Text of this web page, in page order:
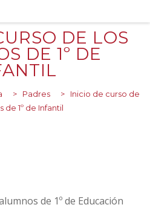
DE LOS
DE 1º DE
> Padres >
Inicio de curso de
de 1º de Infantil
de 1º de Educación